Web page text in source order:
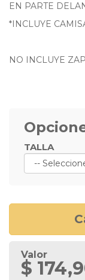
EN PARTE
*INCLUYE
NO INCLUYE
TALLA
Valor
$